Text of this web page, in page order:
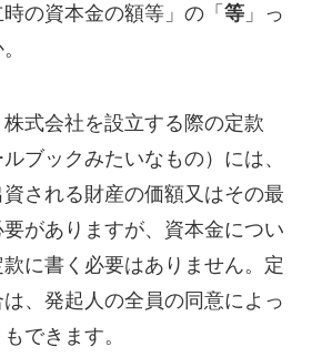
の資本金の額等」の「 等」っ
式会社を設立する際の定款
ルブックみたいなもの）には、
資される財産の価額又はその最
がありますが、資本金につい
に書く必要はありません。定
、発起人の全員の同意によっ
できます。